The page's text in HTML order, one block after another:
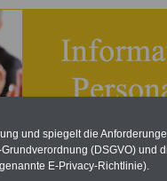
und spiegelt die
(DSGVO) und
E-Privacy-Richtlinie).